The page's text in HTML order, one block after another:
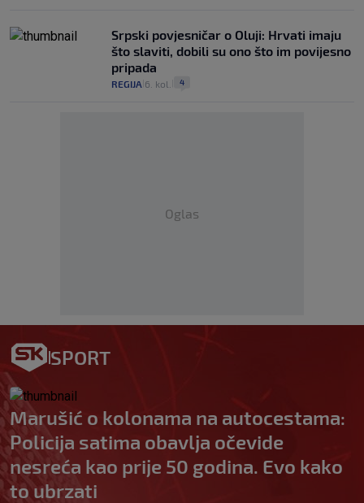
Srpski povjesničar o Oluji: Hrvati imaju
što slaviti, dobili su ono što im povijesno
pripada
REGIJA 6. kol. 4
Oglas
SPORT
Marušić o kolonama na autocestama:
Policija satima obavlja očevide
nesreća kao prije 50 godina. Evo kako
to ubrzati